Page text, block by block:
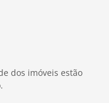
dos imóveis estão